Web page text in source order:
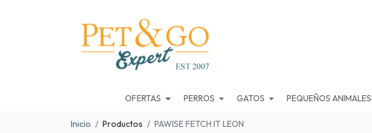
OFERTAS PERROS GATOS PEQUEÑOS ANIMALES
Inicio Productos PAWISE FETCH IT LEON